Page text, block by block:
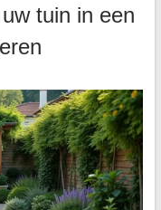
tuin in een